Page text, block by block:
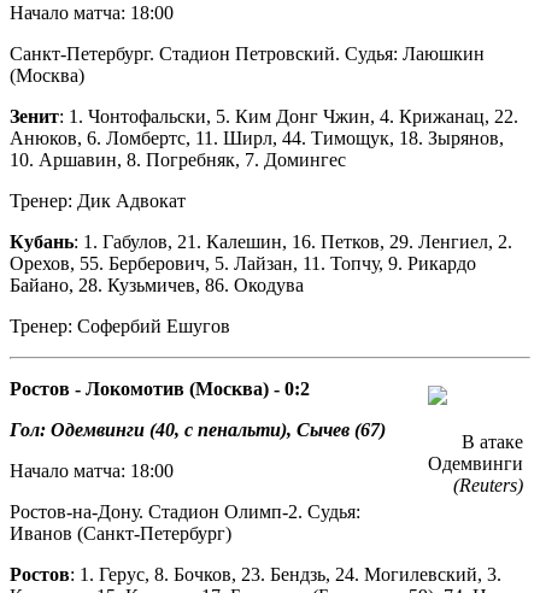
Начало матча: 18:00
Санкт-Петербург. Стадион Петровский. Судья: Лаюшкин
(Москва)
Зенит: 1. Чонтофальски, 5. Ким Донг Чжин, 4. Крижанац, 22.
Анюков, 6. Ломбертс, 11. Ширл, 44. Тимощук, 18. Зырянов,
10. Аршавин, 8. Погребняк, 7. Домингес
Тренер: Дик Адвокат
Кубань: 1. Габулов, 21. Калешин, 16. Петков, 29. Ленгиел, 2.
Орехов, 55. Берберович, 5. Лайзан, 11. Топчу, 9. Рикардо
Байано, 28. Кузьмичев, 86. Окодува
Тренер: Софербий Ешугов
В атаке
Одемвинги
(Reuters)
Ростов - Локомотив (Москва) - 0:2
Гол: Одемвинги (40, с пенальти), Сычев (67)
Начало матча: 18:00
Ростов-на-Дону. Стадион Олимп-2. Судья:
Иванов (Санкт-Петербург)
Ростов: 1. Герус, 8. Бочков, 23. Бендзь, 24. Могилевский, 3.